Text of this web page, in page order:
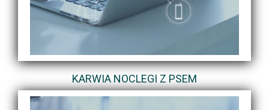
KARWIA NOCLEGI Z PSEM